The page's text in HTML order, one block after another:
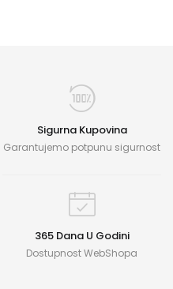
Sigurna Kupovina
Garantujemo potpunu sigurnost
365 Dana U Godini
Dostupnost WebShopa